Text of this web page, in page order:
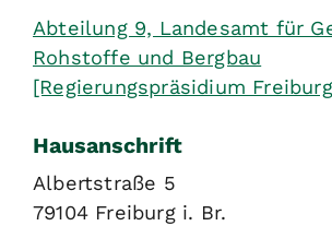
Abteilung 9, Landesamt für
Rohstoffe und Bergbau
[Regierungspräsidium
Hausanschrift
Albertstraße 5
79104 Freiburg i. Br.